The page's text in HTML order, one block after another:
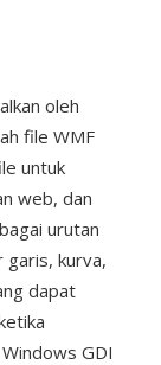
oleh
file WMF
untuk
web, dan
urutan
kurva,
dapat
GDI